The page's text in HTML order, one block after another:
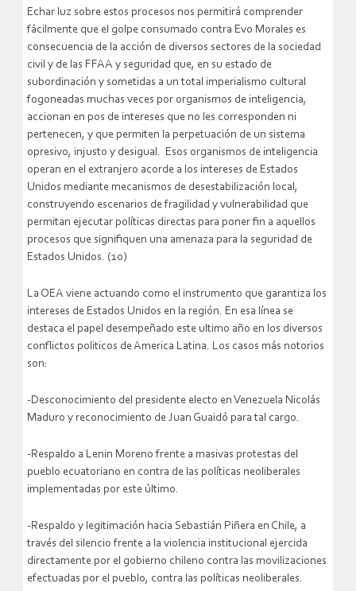
Echar luz sobre estos procesos nos permitirá comprender
fácilmente que el golpe consumado contra Evo Morales es
consecuencia de la acción de diversos sectores de la sociedad
civil y de las FFAA y seguridad que, en su estado de
subordinación y sometidas a un total imperialismo cultural
fogoneadas muchas veces por organismos de inteligencia,
accionan en pos de intereses que no les corresponden ni
pertenecen, y que permiten la perpetuación de un sistema
opresivo, injusto y desigual. Esos organismos de inteligencia
operan en el extranjero acorde a los intereses de Estados
Unidos mediante mecanismos de desestabilización local,
construyendo escenarios de fragilidad y vulnerabilidad que
permitan ejecutar políticas directas para poner fin a aquellos
procesos que signifiquen una amenaza para la seguridad de
Estados Unidos. (10)
La OEA viene actuando como el instrumento que garantiza los
intereses de Estados Unidos en la región. En esa línea se
destaca el papel desempeñado este ultimo año en los diversos
conflictos politicos de America Latina. Los casos más notorios
son:
-Desconocimiento del presidente electo en Venezuela Nicolás
Maduro y reconocimiento de Juan Guaidó para tal cargo.
-Respaldo a Lenin Moreno frente a masivas protestas del
pueblo ecuatoriano en contra de las políticas neoliberales
implementadas por este último.
-Respaldo y legitimación hacia Sebastián Piñera en Chile, a
través del silencio frente a la violencia institucional ejercida
directamente por el gobierno chileno contra las movilizaciones
efectuadas por el pueblo, contra las políticas neoliberales.